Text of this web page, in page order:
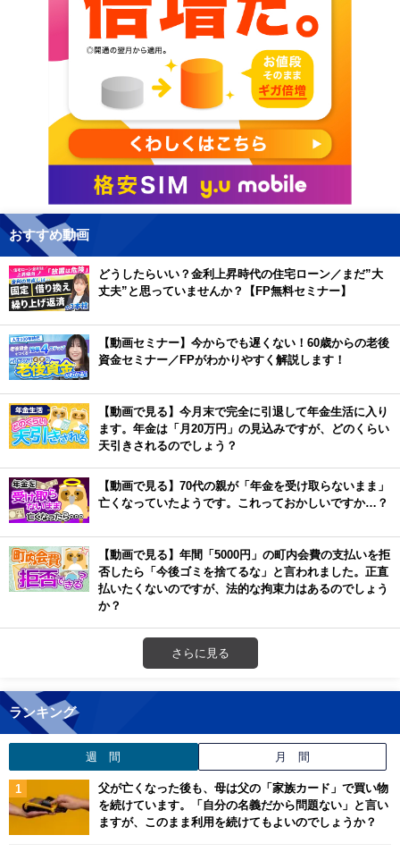
おすすめ動画
どうしたらいい？金利上昇時代の住宅ローン／まだ”大
丈夫”と思っていませんか？【FP無料セミナー】
【動画セミナー】今からでも遅くない！60歳からの老後
資金セミナー／FPがわかりやすく解説します！
【動画で見る】今月末で完全に引退して年金生活に入り
ます。年金は「月20万円」の見込みですが、どのくらい
天引きされるのでしょう？
【動画で見る】70代の親が「年金を受け取らないまま」
亡くなっていたようです。これっておかしいですか…？
【動画で見る】年間「5000円」の町内会費の支払いを拒
否したら「今後ゴミを捨てるな」と言われました。正直
払いたくないのですが、法的な拘束力はあるのでしょう
か？
さらに見る
ランキング
週 間 月 間
父が亡くなった後も、母は父の「家族カード」で買い物
を続けています。「自分の名義だから問題ない」と言い
ますが、このまま利用を続けてもよいのでしょうか？